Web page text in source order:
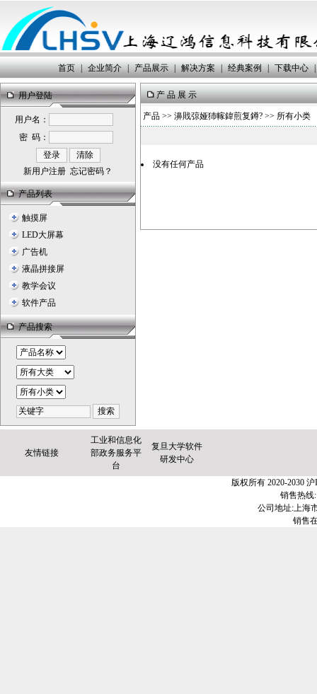
首页 | 企业简介 | 产品展示 | 解决方案 | 经典案例 | 下载中心 |
用户登陆
用户名：
密 码：
新用户注册 忘记密码？
产品列表
触摸屏
LED大屏幕
广告机
液晶拼接屏
教学会议
软件产品
产品搜索
产 品 展 示
产品 >> 濞戝弶娅犻幏鍏煎复鐏? >> 所有小类
没有任何产品
友情链接
工业和信息化
部政务服务平
台
复旦大学软件
研发中心
版权所有 2020-2030 沪
销售热线
公司地址:上海
销售